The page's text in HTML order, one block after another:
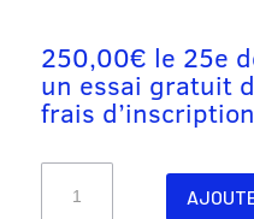
250,00€ le 25e
un essai gratuit
frais